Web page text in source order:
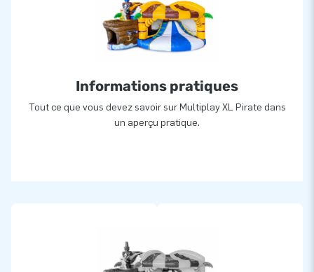
Depuis plus de 15 ans, Nous faisons littéralement sauter de
joie plus de 15 000 personnes dans le monde entier. Notre
équipe de concepteurs, de développeurs et de logisticiens
grandiose ! Nos clients sont assurés de notre service et de
notre livraison professionnels. Ils nous appellent d’ailleurs
aussi « creators of greatness ».
Informations pratiques
Tout ce que vous devez savoir sur Multiplay XL Pirate dans
un aperçu pratique.